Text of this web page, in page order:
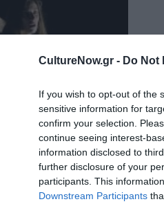
CultureNow.gr - Do Not
If you wish to opt-out of the
sensitive information for
confirm your selection.
continue seeing interest-
information disclosed to
further disclosure of your
participants. This
Downstream Participants